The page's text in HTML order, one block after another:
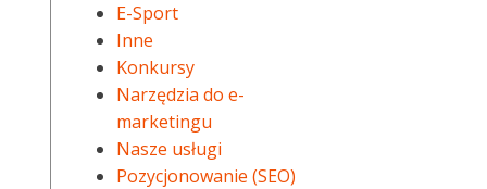
E-Sport
Inne
Konkursy
Narzędzia do e-
marketingu
Nasze usługi
Pozycjonowanie (SEO)